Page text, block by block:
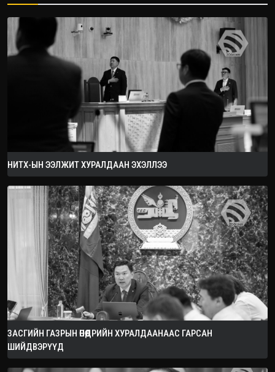
2026.08.08
НИТХ-ЫН ЭЭЛЖИТ ХУРАЛДААН ЭХЭЛЛЭЭ
ЗАСГИЙН ГАЗРЫН ӨНӨӨДРИЙН ХУРАЛДААНААС ГАРСАН
ШИЙДВЭРҮҮД